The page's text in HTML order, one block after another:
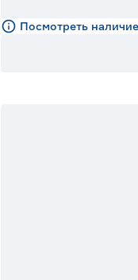
Посмотреть наличие